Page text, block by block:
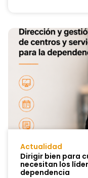
Actualidad
Dirigir bien para
necesitan los
dependencia